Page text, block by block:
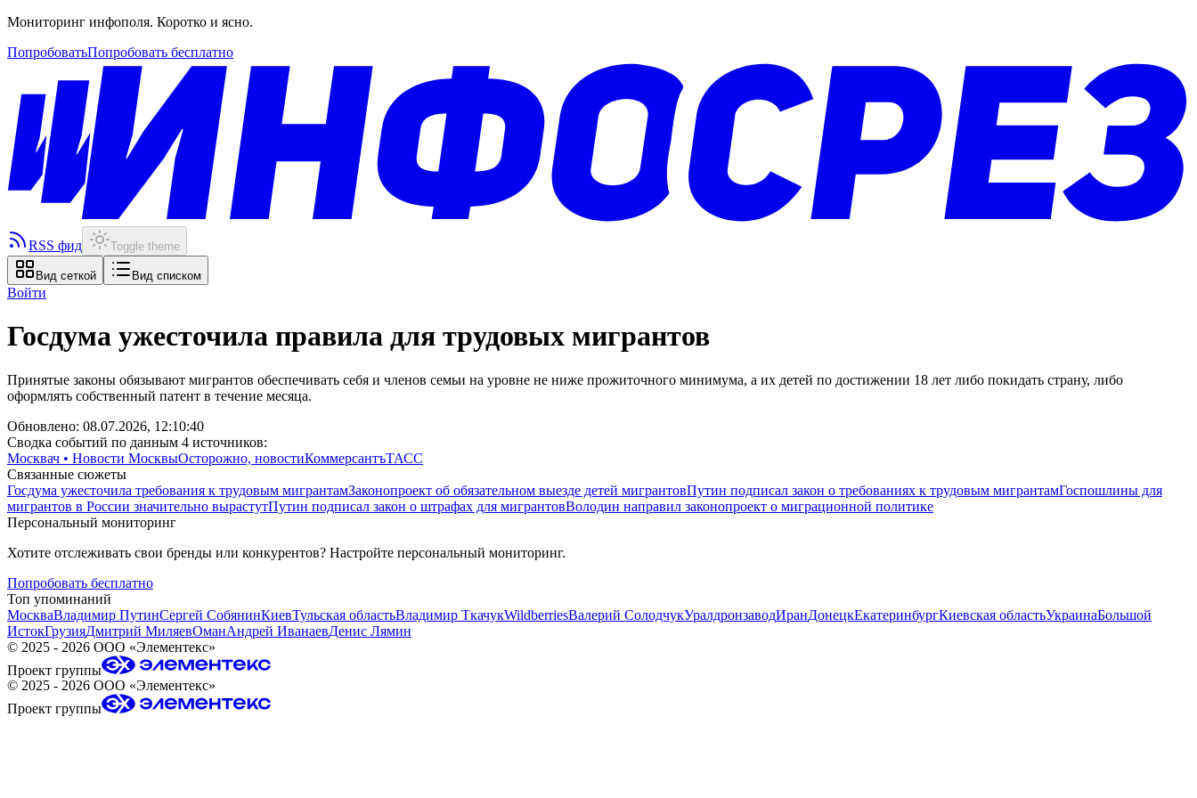
Мониторинг инфополя. Коротко и ясно.
ПопробоватьПопробовать бесплатно
RSS фид Toggle theme
Вид сеткой Вид списком
Войти
Госдума ужесточила правила для трудовых мигрантов
Принятые законы обязывают мигрантов обеспечивать себя и членов семьи на уровне не ниже прожиточного минимума, а их детей по достижении 18 лет либо покидать страну, либо
оформлять собственный патент в течение месяца.
Обновлено: 08.07.2026, 12:10:40
Сводка событий по данным 4 источников:
Москвач • Новости МосквыОсторожно, новостиКоммерсантъТАСС
Связанные сюжеты
Госдума ужесточила требования к трудовым мигрантамЗаконопроект об обязательном выезде детей мигрантовПутин подписал закон о требованиях к трудовым мигрантамГоспошлины для
мигрантов в России значительно вырастутПутин подписал закон о штрафах для мигрантовВолодин направил законопроект о миграционной политике
Персональный мониторинг
Хотите отслеживать свои бренды или конкурентов? Настройте персональный мониторинг.
Попробовать бесплатно
Топ упоминаний
МоскваВладимир ПутинСергей СобянинКиевТульская областьВладимир ТкачукWildberriesВалерий СолодчукУралдронзаводИранДонецкЕкатеринбургКиевская областьУкраинаБольшой
ИстокГрузияДмитрий МиляевОманАндрей ИванаевДенис Лямин
© 2025 - 2026 ООО «Элементекс»
Проект группы
© 2025 - 2026 ООО «Элементекс»
Проект группы